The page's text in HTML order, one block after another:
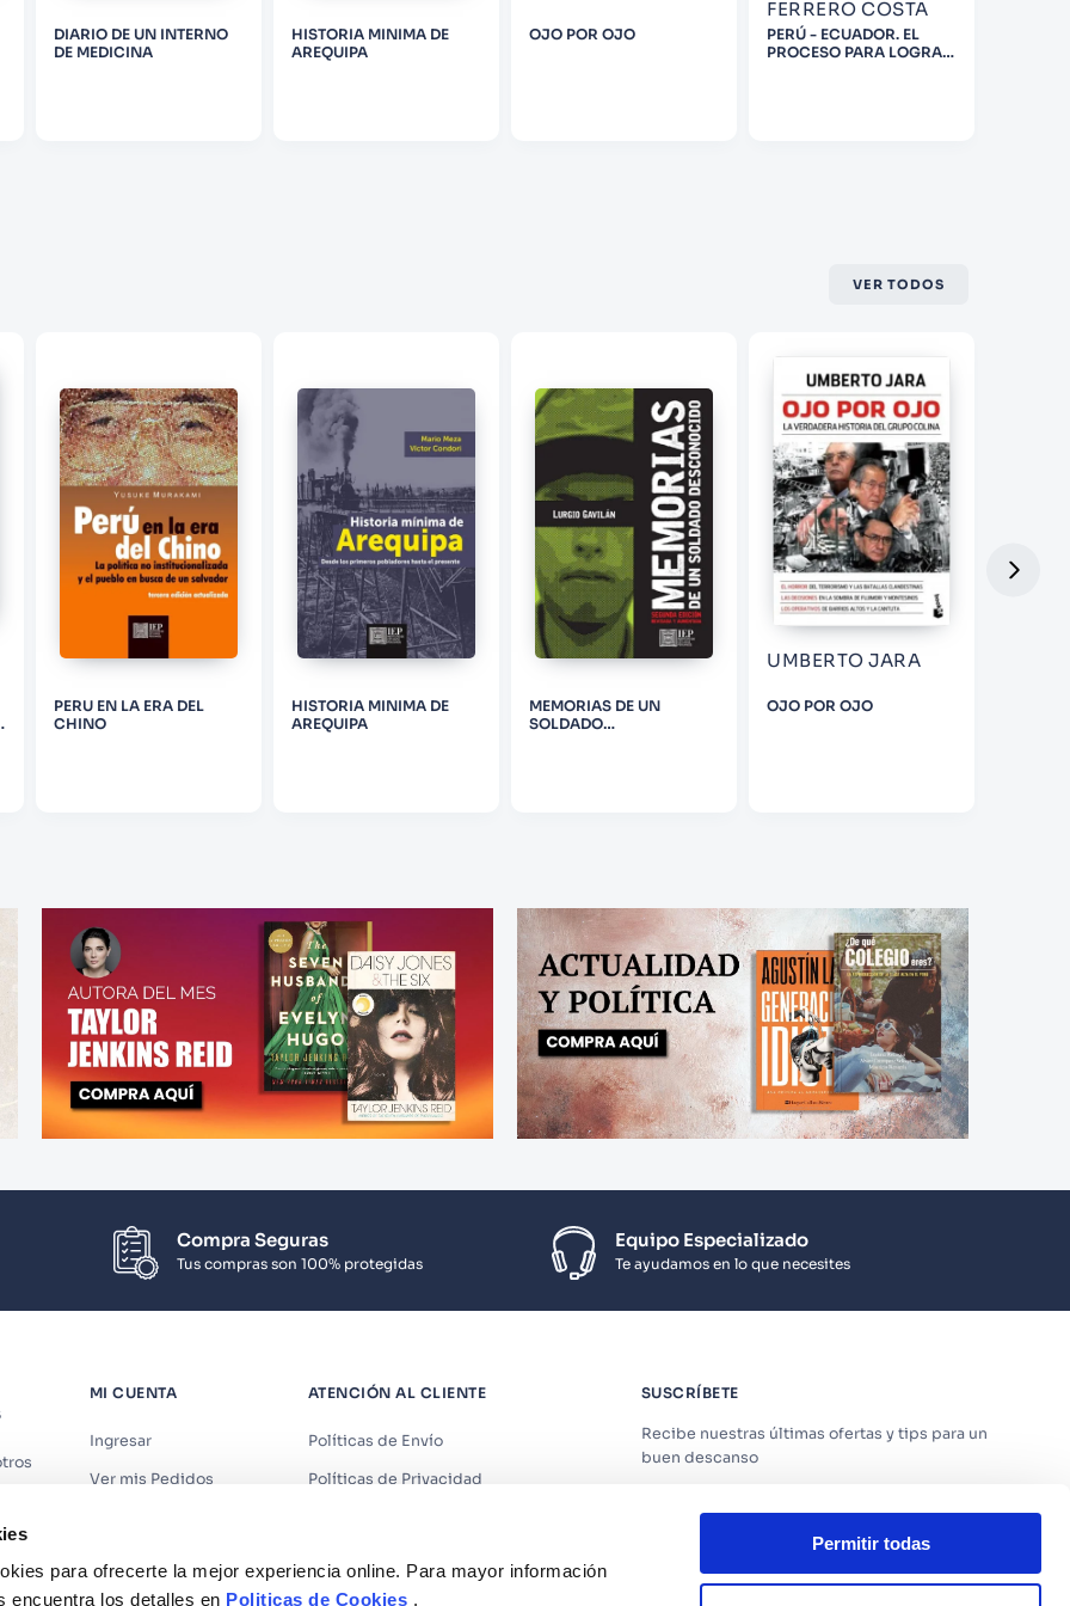
para ofrecerte la mejor experiencia online. Para mayor información
encuentra los detalles en Politicas de Cookies .
Permitir todas
DIARIO DE UN INTERNO
DE MEDICINA
HISTORIA MINIMA DE
AREQUIPA
OJO POR OJO
FERRERO COSTA
PERÚ - ECUADOR. EL
PROCESO PARA LOGRAR
VER TODOS
PERU EN LA ERA DEL
CHINO
HISTORIA MINIMA DE
AREQUIPA
MEMORIAS DE UN
SOLDADO
UMBERTO JARA
OJO POR OJO
Compra Seguras
Tus compras son 100% protegidas
Equipo Especializado
Te ayudamos en lo que necesites
MI CUENTA
Ingresar
Ver mis Pedidos
Recuperar Contraseña
ATENCIÓN AL CLIENTE
Políticas de Envío
Políticas de Privacidad
Términos y Condiciones
SUSCRÍBETE
Recibe nuestras últimas ofertas y tips para un
buen descanso
Acepto losTérminos y CondicionesyPolítica